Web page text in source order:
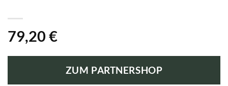
79,20 €
ZUM PARTNERSHOP